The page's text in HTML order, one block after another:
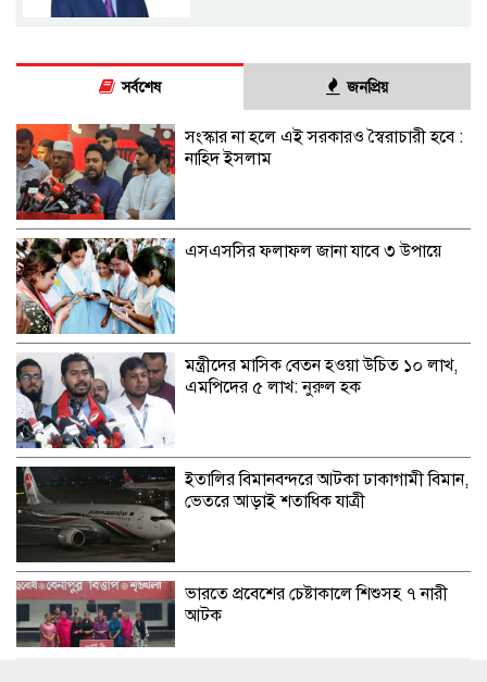
সর্বশেষ জনপ্রিয়
সংস্কার না হলে এই সরকারও স্বৈরাচারী হবে :
নাহিদ ইসলাম
এসএসসির ফলাফল জানা যাবে ৩ উপায়ে
মন্ত্রীদের মাসিক বেতন হওয়া উচিত ১০ লাখ,
এমপিদের ৫ লাখ: নুরুল হক
ইতালির বিমানবন্দরে আটকা ঢাকাগামী বিমান,
ভেতরে আড়াই শতাধিক যাত্রী
ভারতে প্রবেশের চেষ্টাকালে শিশুসহ ৭ নারী
আটক